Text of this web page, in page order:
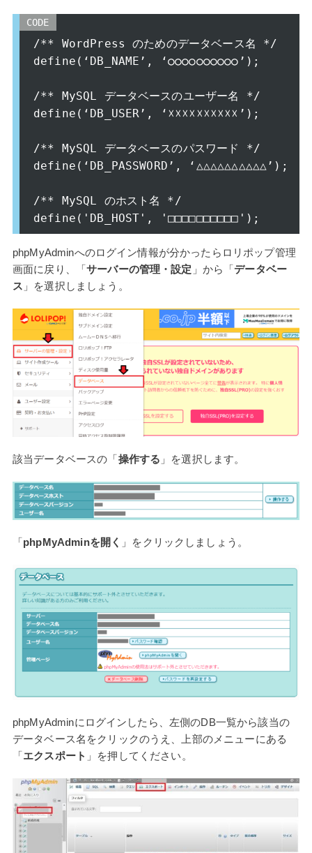
/** WordPress のためのデータベース名 */
define(‘DB_NAME’, ‘○○○○○○○○○○ ’);
/** MySQL データベースのユーザー名 */
define(‘DB_USER’, ‘☓☓☓☓☓☓☓☓☓☓’);
/** MySQL データベースのパスワード */
define(‘DB_PASSWORD’, ‘ △△△△△△△△△△ ’);
/** MySQL のホスト名 */
phpMyAdminへのログイン情報が分かったらロリポップ管理
画面に戻り、「サーバーの管理・設定 」から「データベー
ス 」を選択しましょう。
該当データベースの「操作する 」を選択します。
「phpMyAdminを開く 」をクリックしましょう。
phpMyAdminにログインしたら、左側のDB一覧から該当の
データベース名をクリックのうえ、上部のメニューにある
「エクスポート 」を押してください。